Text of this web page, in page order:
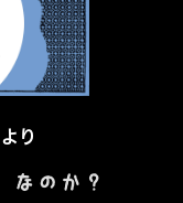
より
なのか？